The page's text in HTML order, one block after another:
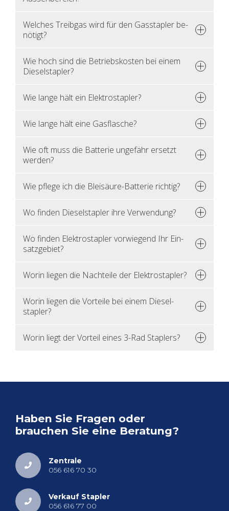
Wel­ches Treib­gas wird für den Gas­stap­ler be­
nö­tigt?
Wie hoch sind die Be­triebs­kos­ten bei einem
Die­sel­stap­ler?
Wie lange hält ein Elek­tro­stap­ler?
Wie lange hält eine Gas­fla­sche?
Wie oft muss die Bat­te­rie un­ge­fähr er­setzt
wer­den?
Wie pfle­ge ich die Blei­säu­re-Bat­te­rie rich­tig?
Wo fin­den Die­sel­stap­ler ihre Ver­wen­dung?
Wo fin­den Elek­tro­stap­ler vor­wie­gend Ihr Ein­
satz­ge­biet?
Worin lie­gen die Nach­tei­le der Elek­tro­stap­ler?
Worin lie­gen die Vor­tei­le bei einem Die­sel­
stap­ler?
Worin liegt der Vor­teil eines 3-Rad Stap­lers?
Haben Sie Fra­gen oder
brau­chen Sie eine Be­ra­tung?
Zen­tra­le
056 616 70 30
Ver­kauf Stap­ler
056 616 77 00